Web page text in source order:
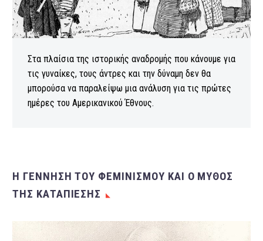
Στα πλαίσια της ιστορικής αναδρομής που κάνουμε για
τις γυναίκες, τους άντρες και την δύναμη δεν θα
μπορούσα να παραλείψω μια ανάλυση για τις πρώτες
ημέρες του Αμερικανικού Έθνους.
Η ΓΕΝΝΗΣΗ ΤΟΥ ΦΕΜΙΝΙΣΜΟΥ ΚΑΙ Ο ΜΥΘΟΣ
ΤΗΣ ΚΑΤΑΠΙΕΣΗΣ